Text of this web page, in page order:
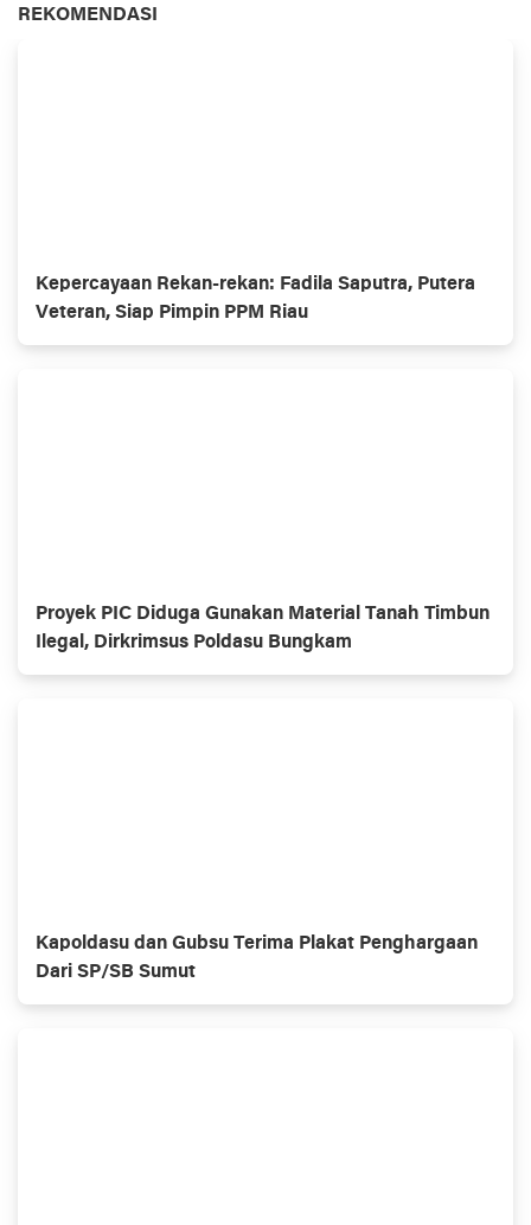
REKOMENDASI
Kepercayaan Rekan-rekan: Fadila Saputra, Putera
Veteran, Siap Pimpin PPM Riau
Proyek PIC Diduga Gunakan Material Tanah Timbun
Ilegal, Dirkrimsus Poldasu Bungkam
Kapoldasu dan Gubsu Terima Plakat Penghargaan
Dari SP/SB Sumut